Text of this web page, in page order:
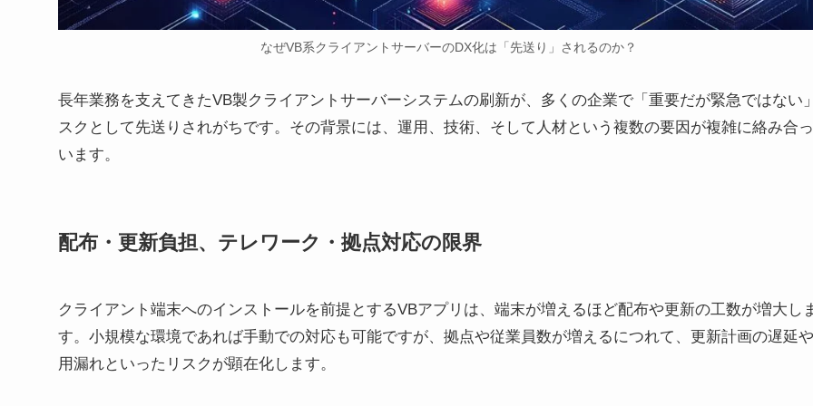
なぜVB系クライアントサーバーのDX化は「先送り」されるのか？
長年業務を支えてきたVB製クライアントサーバーシステムの刷新が、多くの企業で「重要だが緊急ではない
スクとして先送りされがちです。その背景には、運用、技術、そして人材という複数の要因が複雑に絡み合
います。
配布・更新負担、テレワーク・拠点対応の限界
クライアント端末へのインストールを前提とするVBアプリは、端末が増えるほど配布や更新の工数が増大し
す。小規模な環境であれば手動での対応も可能ですが、拠点や従業員数が増えるにつれて、更新計画の遅延
用漏れといったリスクが顕在化します。